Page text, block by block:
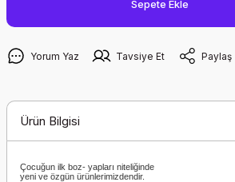
Sepete Ekle
Yorum Yaz Tavsiye Et Paylaş
Ürün Bilgisi
Çocuğun ilk boz- yapları niteliğinde
yeni ve özgün ürünlerimizdendir.